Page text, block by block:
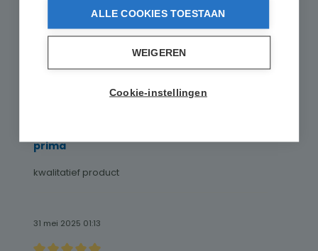
Recensie met een waardering van 5 van de 5 sterren
Net wat ik zocht
handig, licht, degelijk en doet wat ie moet doen. :-)
Recensie met een waardering van 4.5 van de 5 sterren
prima
kwalitatief product
31 mei 2025 01:13
ALLE COOKIES TOESTAAN
WEIGEREN
Cookie-instellingen